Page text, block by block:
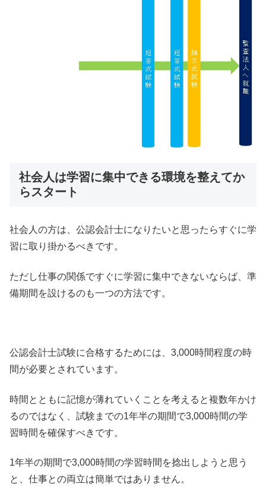
社会人は学習に集中できる環境を整えてか
らスタート
社会人の方は、公認会計士になりたいと思ったらすぐに学
習に取り掛かるべきです。
ただし仕事の関係ですぐに学習に集中できないならば、準
備期間を設けるのも一つの方法です。
公認会計士試験に合格するためには、3,000時間程度の時
間が必要とされています。
時間とともに記憶が薄れていくことを考えると複数年かけ
るのではなく、試験までの1年半の期間で3,000時間の学
習時間を確保すべきです。
1年半の期間で3,000時間の学習時間を捻出しようと思う
と、仕事との両立は簡単ではありません。